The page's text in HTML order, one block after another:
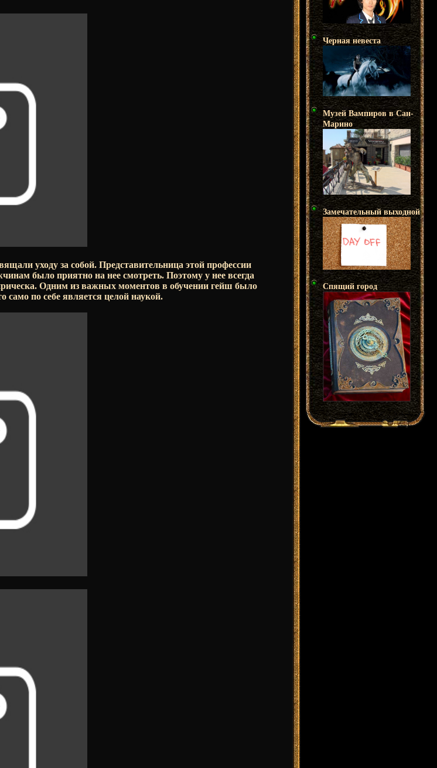
уходу за собой. Представительница этой профессии
было приятно на нее смотреть. Поэтому у нее всегда
Одним из важных моментов в обучении гейш было
само по себе является целой наукой.
Черная невеста
Музей Вампиров в Сан-
Марино
Замечательный выходной
Спящий город